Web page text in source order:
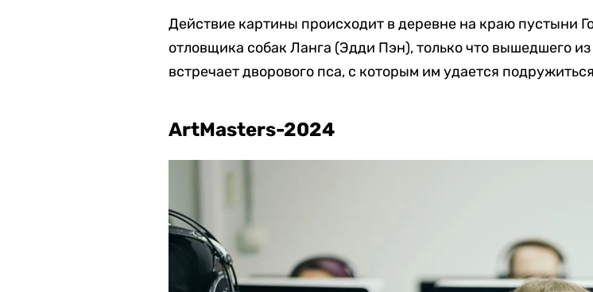
Действие картины происходит в деревне на краю пустыни
отловщика собак Ланга (Эдди Пэн), только что вышедшего
встречает дворового пса, с которым им удается
ArtMasters-2024